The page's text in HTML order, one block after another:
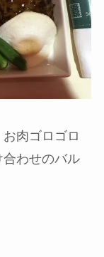
肉ゴロゴロ
わせのバル